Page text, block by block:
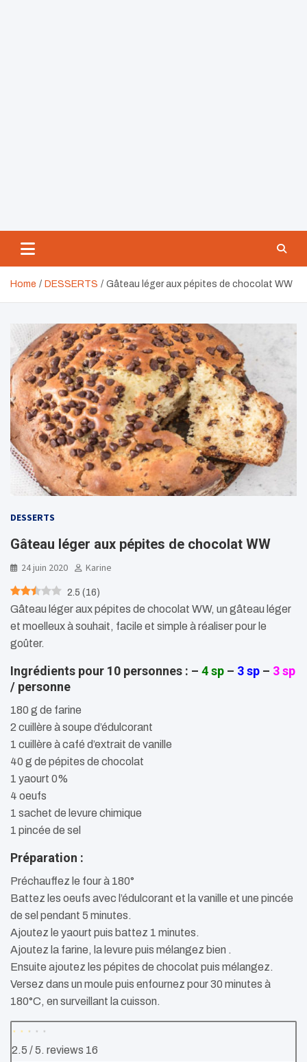
Home DESSERTS Gâteau léger aux pépites de chocolat WW
DESSERTS
Gâteau léger aux pépites de chocolat WW
24 juin 2020 Karine
2.5 (16)
Gâteau léger aux pépites de chocolat WW, un gâteau léger
et moelleux à souhait, facile et simple à réaliser pour le
goûter.
Ingrédients pour 10 personnes : – 4 sp – 3 sp – 3 sp
/ personne
180 g de farine
2 cuillère à soupe d’édulcorant
1 cuillère à café d’extrait de vanille
40 g de pépites de chocolat
1 yaourt 0%
4 oeufs
1 sachet de levure chimique
1 pincée de sel
Préparation :
Préchauffez le four à 180°
Battez les oeufs avec l’édulcorant et la vanille et une pincée
de sel pendant 5 minutes.
Ajoutez le yaourt puis battez 1 minutes.
Ajoutez la farine, la levure puis mélangez bien .
Ensuite ajoutez les pépites de chocolat puis mélangez.
Versez dans un moule puis enfournez pour 30 minutes à
180°C, en surveillant la cuisson.
2.5 / 5. reviews 16